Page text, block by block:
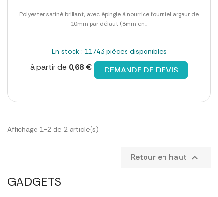
GADGETS
Polyester satiné brillant, avec épingle à nourrice fournieLargeur de
10mm par défaut (8mm en...
En stock : 11743 pièces disponibles
à partir de 0,68 € DEMANDE DE DEVIS
Affichage 1-2 de 2 article(s)
Retour en haut 